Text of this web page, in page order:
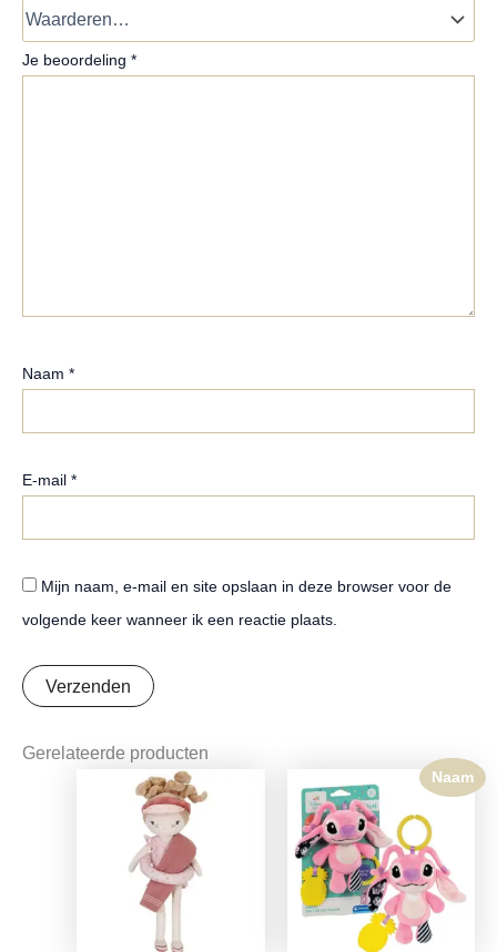
Je beoordeling *
Naam *
E-mail *
Mijn naam, e-mail en site opslaan in deze browser voor de
volgende keer wanneer ik een reactie plaats.
Gerelateerde producten
Oorspronkelijke
prijs
was:
€19,99.
Huidige
prijs
is:
€14,99.
Naam